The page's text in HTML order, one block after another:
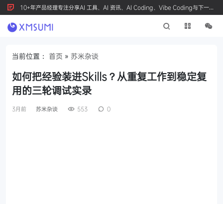
10+年产品经理专注分享AI 工具、AI 资讯、AI Coding、Vibe Coding与下一代
产品创新，按 Ctrl+D 收藏我们
当前位置： 首页 » 苏米杂谈
如何把经验装进Skills？从重复工作到稳定复
用的三轮调试实录
3月前 苏米杂谈 553 0